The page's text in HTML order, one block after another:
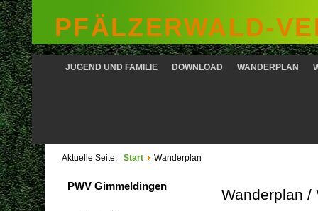
PFÄLZERWALD-
WANDERPLAN
DOWNLOAD
JUGEND UND FAMILIE
Aktuelle Seite: Start Wanderplan
Wanderplan /
PWV Gimmeldingen